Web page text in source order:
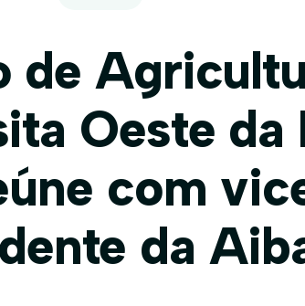
de
Oeste da
com
da